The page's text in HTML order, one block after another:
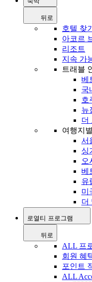
뒤로
호텔 찾기
아코르
리조트
지속 가
트래블
베
국
호
뉴
더
여행지
서
싱
오
베
유
미
더
로열티 프로그램
뒤로
ALL 프
회원 혜
포인트
ALL